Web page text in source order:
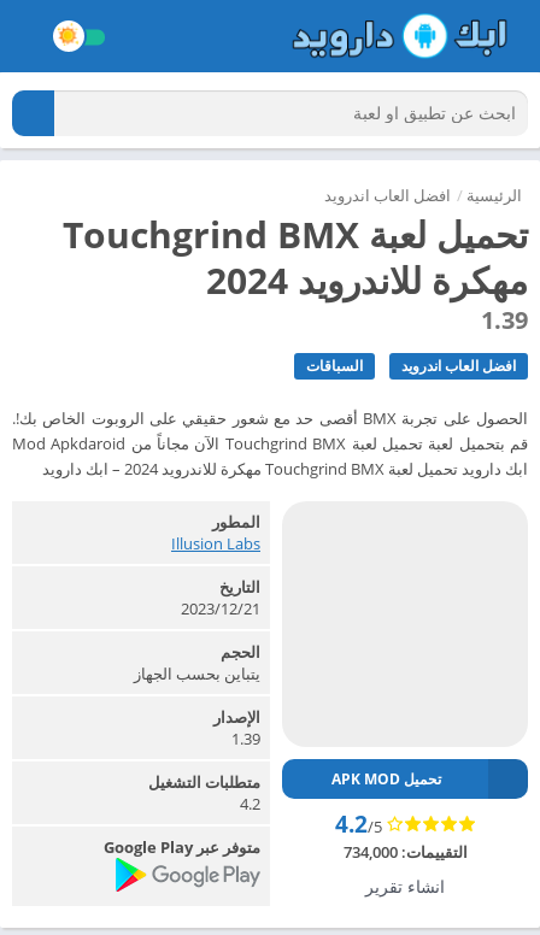
الرئيسية / افضل العاب اندرويد
تحميل لعبة Touchgrind BMX
مهكرة للاندرويد 2024
1.39
افضل العاب اندرويد السباقات
الحصول على تجربة BMX أقصى حد مع شعور حقيقي على الروبوت الخاص بك!.
قم بتحميل لعبة تحميل لعبة Touchgrind BMX الآن مجاناً من Mod Apkdaroid
ابك دارويد تحميل لعبة Touchgrind BMX مهكرة للاندرويد 2024 – ابك دارويد
تحميل APK MOD
4.2/5
التقييمات:734,000
انشاء تقرير
المطور
Illusion Labs‏
التاريخ
2023/12/21
الحجم
يتباين بحسب الجهاز
الإصدار
1.39
متطلبات التشغيل
4.2
متوفر عبر Google Play